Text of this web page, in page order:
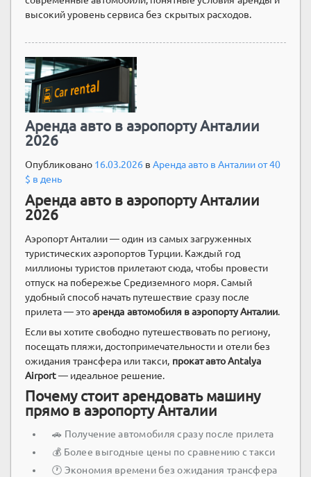
высокий уровень сервиса без скрытых расходов.
Аренда авто в аэропорту Анталии
2026
Опубликовано 16.03.2026 в Аренда авто в Анталии от 40
$ в день
Аренда авто в аэропорту Анталии
2026
Аэропорт Анталии — один из самых загруженных
туристических аэропортов Турции. Каждый год
миллионы туристов прилетают сюда, чтобы провести
отпуск на побережье Средиземного моря. Самый
удобный способ начать путешествие сразу после
прилета — этоаренда автомобиля в аэропорту Анталии.
Если вы хотите свободно путешествовать по региону,
посещать пляжи, достопримечательности и отели без
ожидания трансфера или такси, прокат авто Antalya
Airport— идеальное решение.
Почему стоит арендовать машину
прямо в аэропорту Анталии
🚗 Получение автомобиля сразу после прилета
💰 Более выгодные цены по сравнению с такси
🕐 Экономия времени без ожидания трансфера